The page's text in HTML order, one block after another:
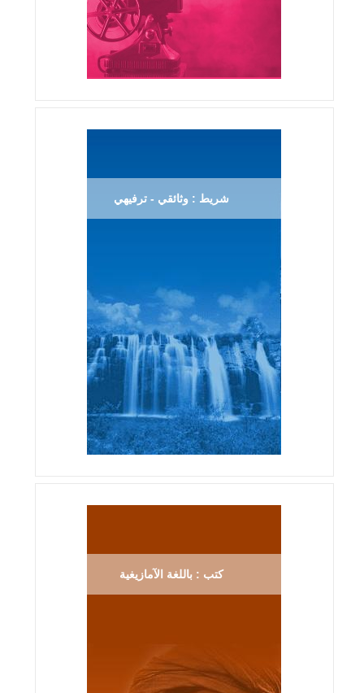
شريط : وثائقي - ترفيهي
كتب : باللغة الآمازيغية